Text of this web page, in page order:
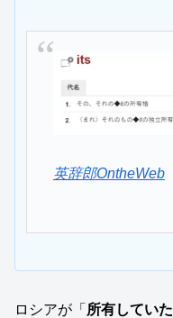
英辞郎OntheWeb
ロシアが「 所有していた